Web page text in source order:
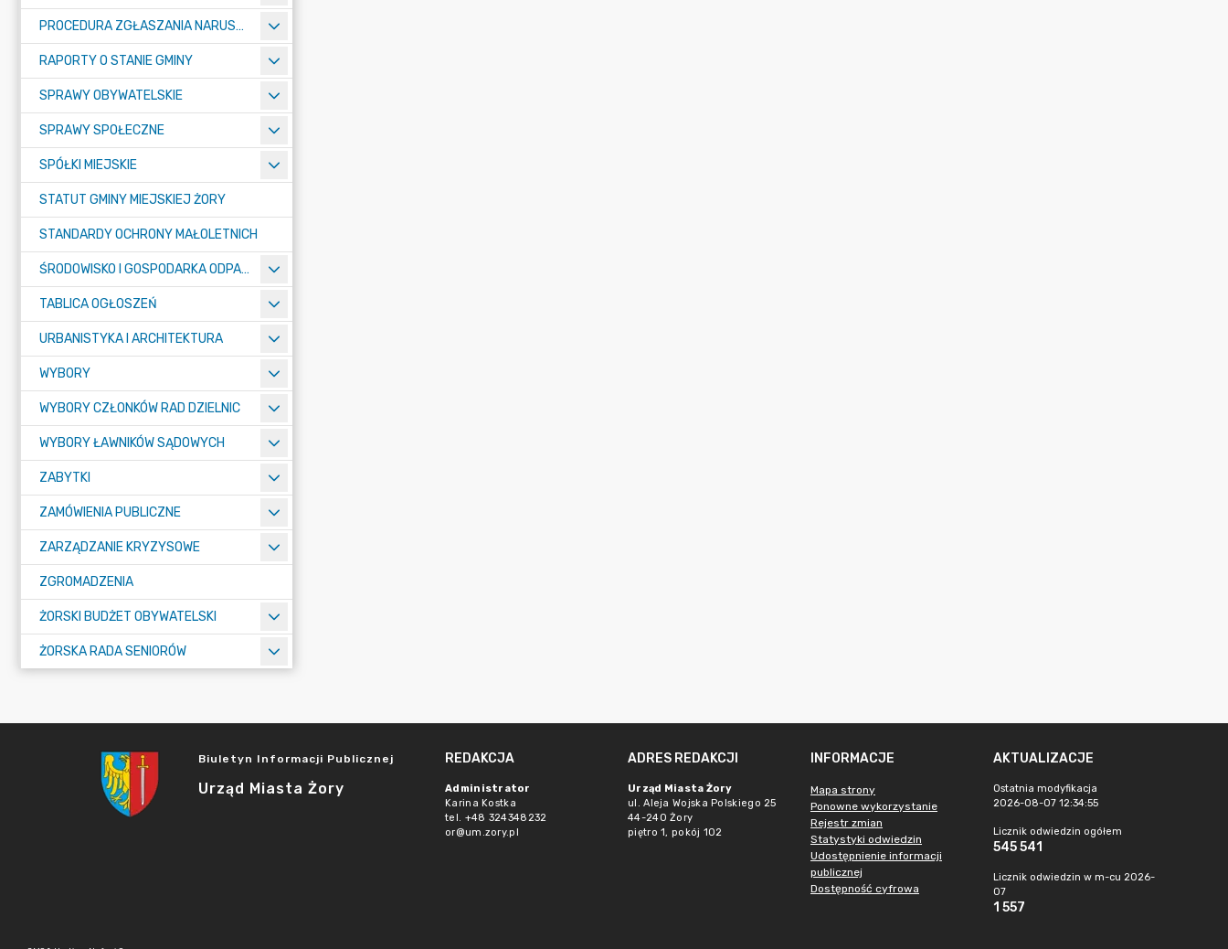
PROCEDURA ZGŁASZANIA NARUSZEŃ PRAWA
RAPORTY O STANIE GMINY
SPRAWY OBYWATELSKIE
SPRAWY SPOŁECZNE
SPÓŁKI MIEJSKIE
STATUT GMINY MIEJSKIEJ ŻORY
STANDARDY OCHRONY MAŁOLETNICH
ŚRODOWISKO I GOSPODARKA ODPADAMI
TABLICA OGŁOSZEŃ
URBANISTYKA I ARCHITEKTURA
WYBORY
WYBORY CZŁONKÓW RAD DZIELNIC
WYBORY ŁAWNIKÓW SĄDOWYCH
ZABYTKI
ZAMÓWIENIA PUBLICZNE
ZARZĄDZANIE KRYZYSOWE
ZGROMADZENIA
ŻORSKI BUDŻET OBYWATELSKI
ŻORSKA RADA SENIORÓW
Biuletyn Informacji Publicznej
Urząd Miasta Żory
REDAKCJA
Administrator
Karina Kostka
tel. +48 324348232
or@um.zory.pl
ADRES REDAKCJI
Urząd Miasta Żory
ul. Aleja Wojska Polskiego 25
44-240 Żory
piętro 1, pokój 102
INFORMACJE
Mapa strony
Ponowne wykorzystanie
Rejestr zmian
Statystyki odwiedzin
Udostępnienie informacji
publicznej
Dostępność cyfrowa
AKTUALIZACJE
Ostatnia modyfikacja
2026-08-07 12:34:55
Licznik odwiedzin ogółem
545 541
Licznik odwiedzin w m-cu 2026-
07
1 557